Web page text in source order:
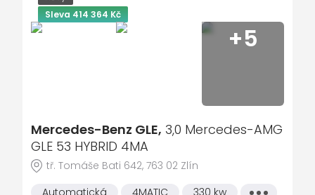
kotouči na přední nápravě
Buendler Mode 2-Kabel Haushalt
Control code measure package
aerodynamics
CONTROL CODE-TECHNICAL ADVANCEMENT
Sleva 414 364 Kč
+5
Mercedes-Benz GLE, 3,0 Mercedes-AMG
GLE 53 HYBRID 4MA
tř. Tomáše Bati 642, 763 02 Zlín
Automatická
4MATIC 330 kw
Všechny